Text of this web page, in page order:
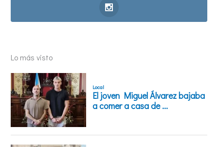
Lo más visto